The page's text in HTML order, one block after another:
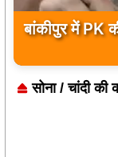
बांकीपुर में PK
सोना / चांदी की